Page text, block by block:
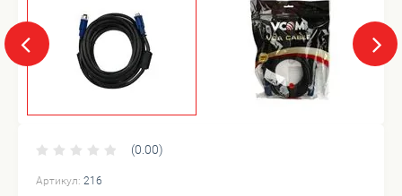
(0.00)
Артикул: 216